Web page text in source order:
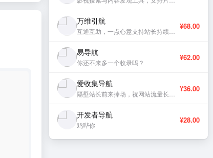
万维引航 ¥68.00
易导航
你还不来多一个收录吗？
¥62.00
爱收集导航 ¥36.00
开发者导航
鸡哔你
¥28.00